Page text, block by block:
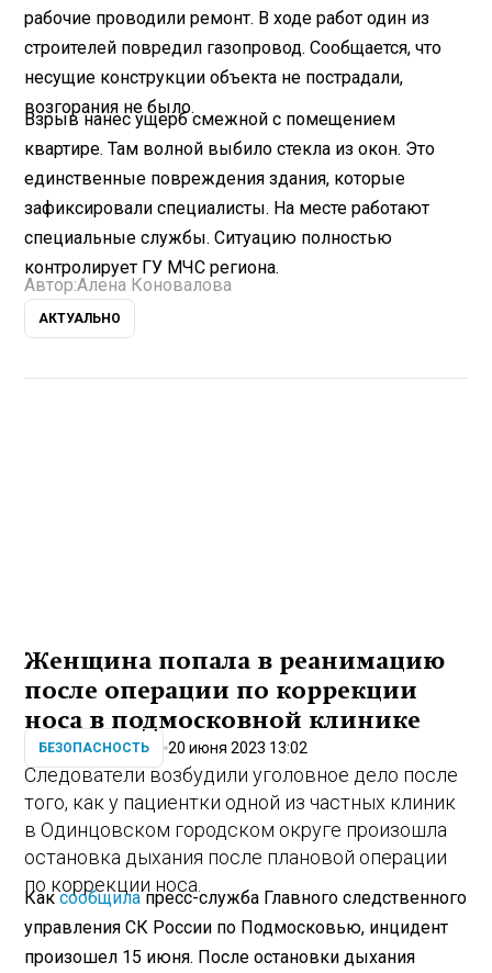
рабочие проводили ремонт. В ходе работ один из
строителей повредил газопровод. Сообщается, что
несущие конструкции объекта не пострадали,
возгорания не было.
Взрыв нанес ущерб смежной с помещением
квартире. Там волной выбило стекла из окон. Это
единственные повреждения здания, которые
зафиксировали специалисты. На месте работают
специальные службы. Ситуацию полностью
контролирует ГУ МЧС региона.
Автор:Алена Коновалова
АКТУАЛЬНО
Женщина попала в реанимацию
после операции по коррекции
носа в подмосковной клинике
БЕЗОПАСНОСТЬ 20 июня 2023 13:02
Следователи возбудили уголовное дело после
того, как у пациентки одной из частных клиник
в Одинцовском городском округе произошла
остановка дыхания после плановой операции
по коррекции носа.
Каксообщилапресс-служба Главного следственного
управления СК России по Подмосковью, инцидент
произошел 15 июня. После остановки дыхания